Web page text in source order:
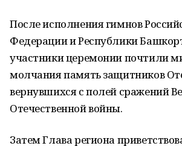
После исполнения гимнов
Федерации и Республики
участники церемонии почтили
молчания память защитников
вернувшихся с полей сражений
Отечественной войны.
Затем Глава региона